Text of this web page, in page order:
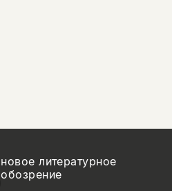
новое литературное
обозрение